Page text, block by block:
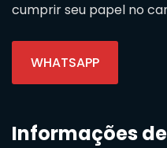
cumprir seu papel no
WHATSAPP
Informações